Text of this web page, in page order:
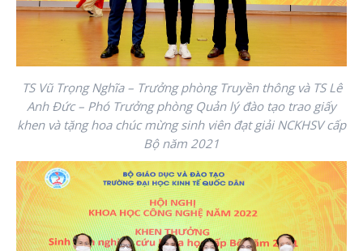
TS Vũ Trọng Nghĩa – Trưởng phòng Truyền thông và TS Lê
Anh Đức – Phó Trưởng phòng Quản lý đào tạo trao giấy
khen và tặng hoa chúc mừng sinh viên đạt giải NCKHSV cấp
Bộ năm 2021